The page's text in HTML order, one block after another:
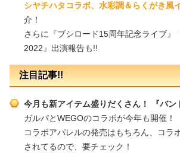
シヤチハタコラボ、水彩調＆らくがき風
介！
さらに『ブシロード15周年記念ライブ』
2022』出演報告も!!
注目記事!!
今月も新アイテム盛りだくさん！ 『バン
ガルパとWEGOのコラボが今年も開催！
コラボアパレルの発売はもちろん、コラ
されてるので、要チェック！